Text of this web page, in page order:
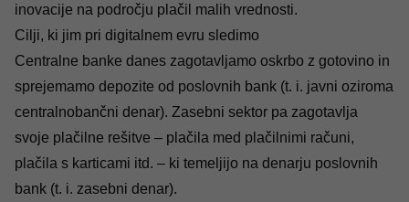
inovacije na področju plačil malih vrednosti.
Cilji, ki jim pri digitalnem evru sledimo
Centralne banke danes zagotavljamo oskrbo z gotovino in
sprejemamo depozite od poslovnih bank (t. i. javni oziroma
centralnobančni denar). Zasebni sektor pa zagotavlja
svoje plačilne rešitve – plačila med plačilnimi računi,
plačila s karticami itd. – ki temeljijo na denarju poslovnih
bank (t. i. zasebni denar).